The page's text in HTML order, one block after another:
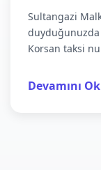
Sultangazi
duyduğunuzda
Korsan taksi
Devamını